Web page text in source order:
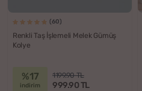
(60)
Renkli Taş İşlemeli Melek Gümüş
Kolye
%17
indirim
1199.90 TL
999.90 TL